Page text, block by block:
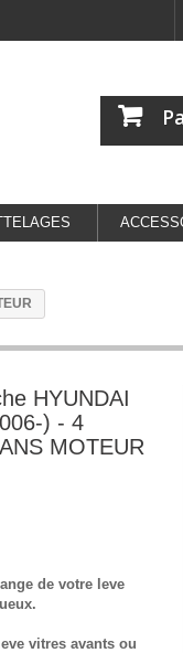
HYUNDAI
) - 4
MOTEUR
de votre leve
vitres avants ou